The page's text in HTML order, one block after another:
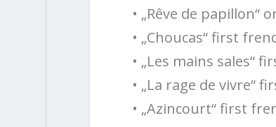
• „Rêve de papillon“
• „Choucas“ first
• „Les mains sales“
• „La rage de vivre“
• „Azincourt“ first